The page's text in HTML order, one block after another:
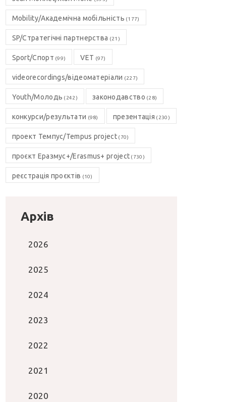
Mobility/Академічна мобільність (177)
SP/Стратегічні партнерства (21)
Sport/Спорт (99) VET (97)
videorecordings/відеоматеріали (227)
Youth/Молодь (242) законодавство (28)
конкурси/результати (98) презентація (230)
проект Темпус/Tempus project(70)
проєкт Еразмус+/Erasmus+ project (730)
реєстрація проєктів (10)
Архів
2026
2025
2024
2023
2022
2021
2020